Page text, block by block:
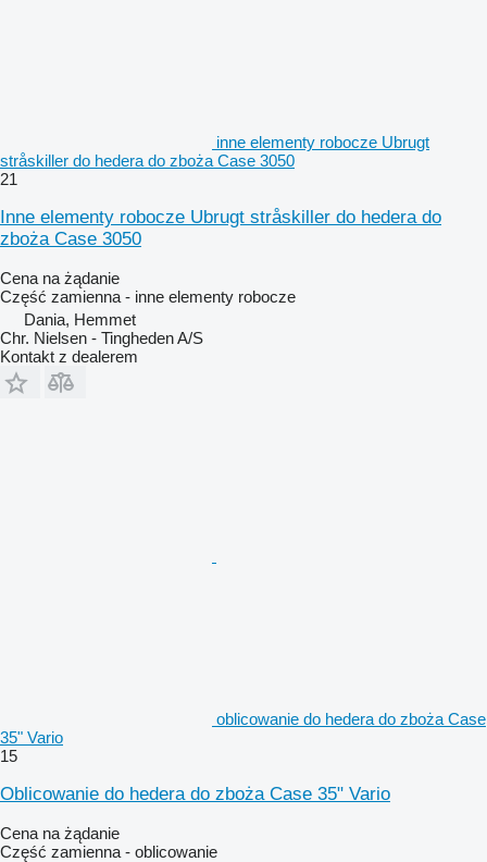
inne elementy robocze Ubrugt
stråskiller do hedera do zboża Case 3050
21
Inne elementy robocze Ubrugt stråskiller do hedera do
zboża Case 3050
Cena na żądanie
Część zamienna - inne elementy robocze
Dania, Hemmet
Chr. Nielsen - Tingheden A/S
Kontakt z dealerem
oblicowanie do hedera do zboża Case
35" Vario
15
Oblicowanie do hedera do zboża Case 35" Vario
Cena na żądanie
Część zamienna - oblicowanie